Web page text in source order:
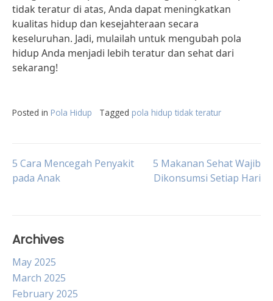
tidak teratur di atas, Anda dapat meningkatkan
kualitas hidup dan kesejahteraan secara
keseluruhan. Jadi, mulailah untuk mengubah pola
hidup Anda menjadi lebih teratur dan sehat dari
sekarang!
Posted in Pola Hidup Tagged pola hidup tidak teratur
Post
5 Cara Mencegah Penyakit
pada Anak
5 Makanan Sehat Wajib
Dikonsumsi Setiap Hari
Archives
May 2025
March 2025
February 2025